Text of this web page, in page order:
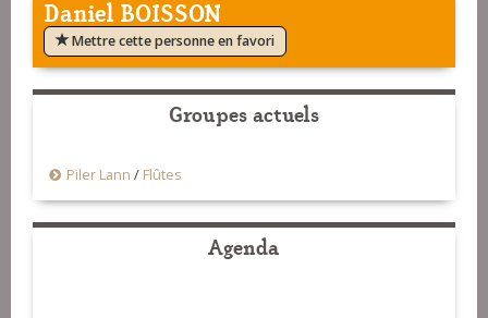
Daniel BOISSON
Mettre cette personne en favori
Groupes actuels
Piler Lann / Flûtes
Agenda